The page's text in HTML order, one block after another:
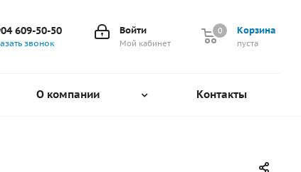
Корзина
0
пуста
0
Войти
Мой кабинет
609-50-50
звонок
О компании Контакты